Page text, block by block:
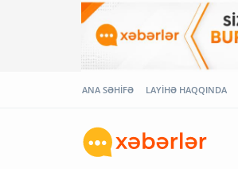
ANA SƏHİFƏ LAYİHƏ HAQQINDA